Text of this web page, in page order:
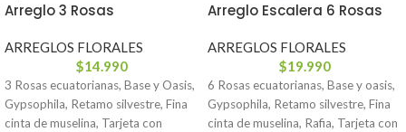
Arreglo 3 Rosas
ARREGLOS FLORALES
$14.990
3 Rosas ecuatorianas, Base y Oasis,
Gypsophila, Retamo silvestre, Fina
cinta de muselina, Tarjeta con
Arreglo Escalera 6 Rosas
ARREGLOS FLORALES
$19.990
6 Rosas ecuatorianas, Base y oasis,
Gypsophila, Retamo silvestre, Fina
cinta de muselina, Rafia, Tarjeta con